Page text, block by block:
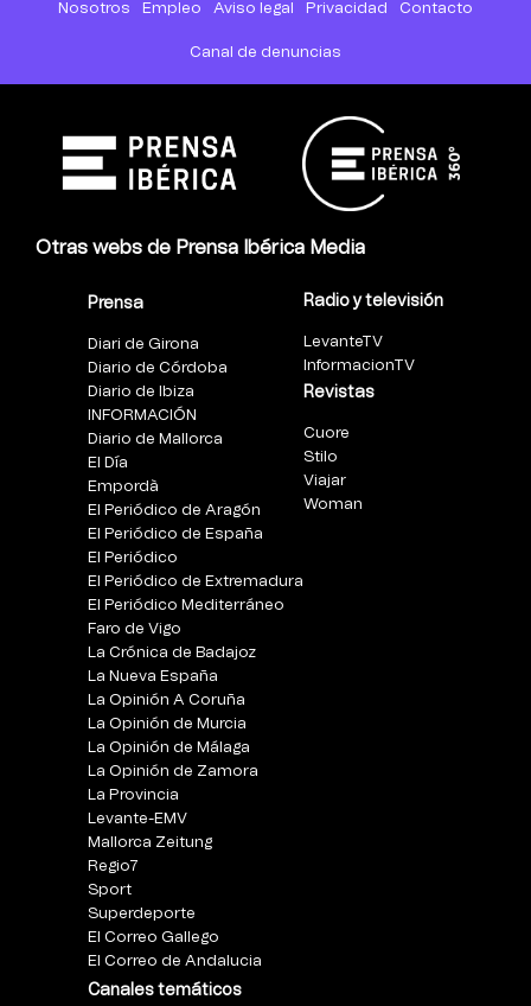
Nosotros Empleo Aviso legal Privacidad Contacto
Canal de denuncias
Otras webs de Prensa Ibérica Media
Prensa
Diari de Girona
Diario de Córdoba
Diario de Ibiza
INFORMACIÓN
Diario de Mallorca
El Día
Empordà
El Periódico de Aragón
El Periódico de España
El Periódico
El Periódico de Extremadura
El Periódico Mediterráneo
Faro de Vigo
La Crónica de Badajoz
La Nueva España
La Opinión A Coruña
La Opinión de Murcia
La Opinión de Málaga
La Opinión de Zamora
La Provincia
Levante-EMV
Mallorca Zeitung
Regio7
Sport
Superdeporte
El Correo Gallego
El Correo de Andalucia
Canales temáticos
Radio y televisión
LevanteTV
InformacionTV
Revistas
Cuore
Stilo
Viajar
Woman